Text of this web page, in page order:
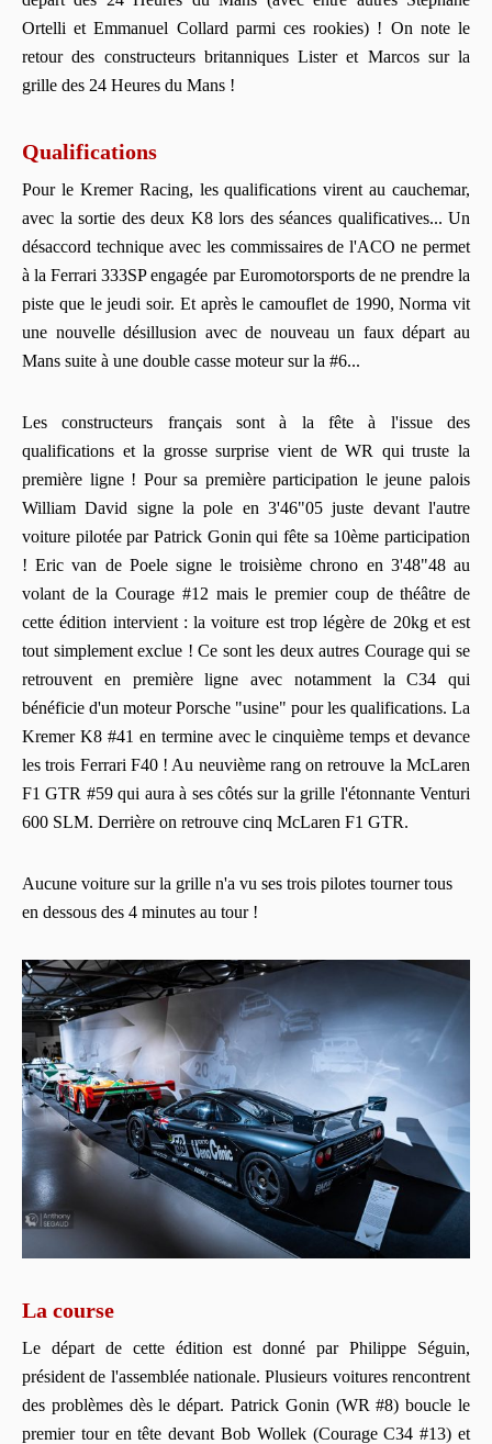
Ortelli et Emmanuel Collard parmi ces rookies) ! On note le
retour des constructeurs britanniques Lister et Marcos sur la
grille des 24 Heures du Mans !
Qualifications
Pour le Kremer Racing, les qualifications virent au cauchemar,
avec la sortie des deux K8 lors des séances qualificatives... Un
désaccord technique avec les commissaires de l'ACO ne permet
à la Ferrari 333SP engagée par Euromotorsports de ne prendre la
piste que le jeudi soir. Et après le camouflet de 1990, Norma vit
une nouvelle désillusion avec de nouveau un faux départ au
Mans suite à une double casse moteur sur la #6...
Les constructeurs français sont à la fête à l'issue des
qualifications et la grosse surprise vient de WR qui truste la
première ligne ! Pour sa première participation le jeune palois
William David signe la pole en 3'46"05 juste devant l'autre
voiture pilotée par Patrick Gonin qui fête sa 10ème participation
! Eric van de Poele signe le troisième chrono en 3'48"48 au
volant de la Courage #12 mais le premier coup de théâtre de
cette édition intervient : la voiture est trop légère de 20kg et est
tout simplement exclue ! Ce sont les deux autres Courage qui se
retrouvent en première ligne avec notamment la C34 qui
bénéficie d'un moteur Porsche "usine" pour les qualifications. La
Kremer K8 #41 en termine avec le cinquième temps et devance
les trois Ferrari F40 ! Au neuvième rang on retrouve la McLaren
F1 GTR #59 qui aura à ses côtés sur la grille l'étonnante Venturi
600 SLM. Derrière on retrouve cinq McLaren F1 GTR.
Aucune voiture sur la grille n'a vu ses trois pilotes tourner tous
en dessous des 4 minutes au tour !
La course
Le départ de cette édition est donné par Philippe Séguin,
président de l'assemblée nationale. Plusieurs voitures rencontrent
des problèmes dès le départ. Patrick Gonin (WR #8) boucle le
premier tour en tête devant Bob Wollek (Courage C34 #13) et